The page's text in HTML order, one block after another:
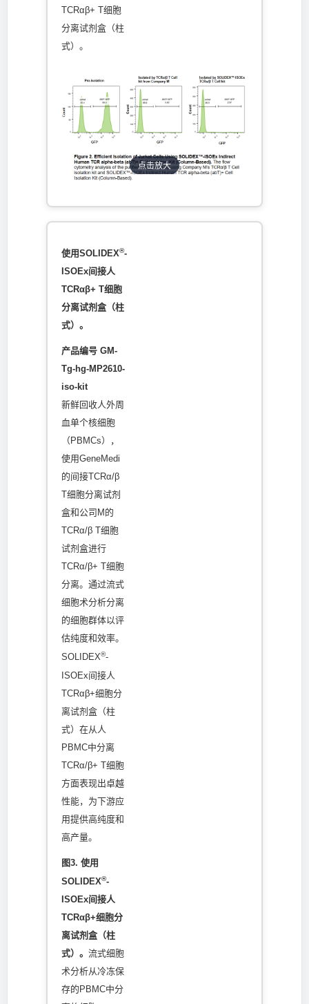
TCRαβ+ T细胞
分离试剂盒（柱
式）。
点击放大
使用SOLIDEX®-
ISOEx间接人
TCRαβ+ T细胞
分离试剂盒（柱
式）。
产品编号 GM-
Tg-hg-MP2610-
iso-kit
新鲜回收人外周
血单个核细胞
（PBMCs），
使用GeneMedi
的间接TCRα/β
T细胞分离试剂
盒和公司M的
TCRα/β T细胞
试剂盒进行
TCRα/β+ T细胞
分离。通过流式
细胞术分析分离
的细胞群体以评
估纯度和效率。
SOLIDEX®-
ISOEx间接人
TCRαβ+细胞分
离试剂盒（柱
式）在从人
PBMC中分离
TCRα/β+ T细胞
方面表现出卓越
性能，为下游应
用提供高纯度和
高产量。
图3. 使用
SOLIDEX®-
ISOEx间接人
TCRαβ+细胞分
离试剂盒（柱
式）。 流式细胞
术分析从冷冻保
存的PBMC中分